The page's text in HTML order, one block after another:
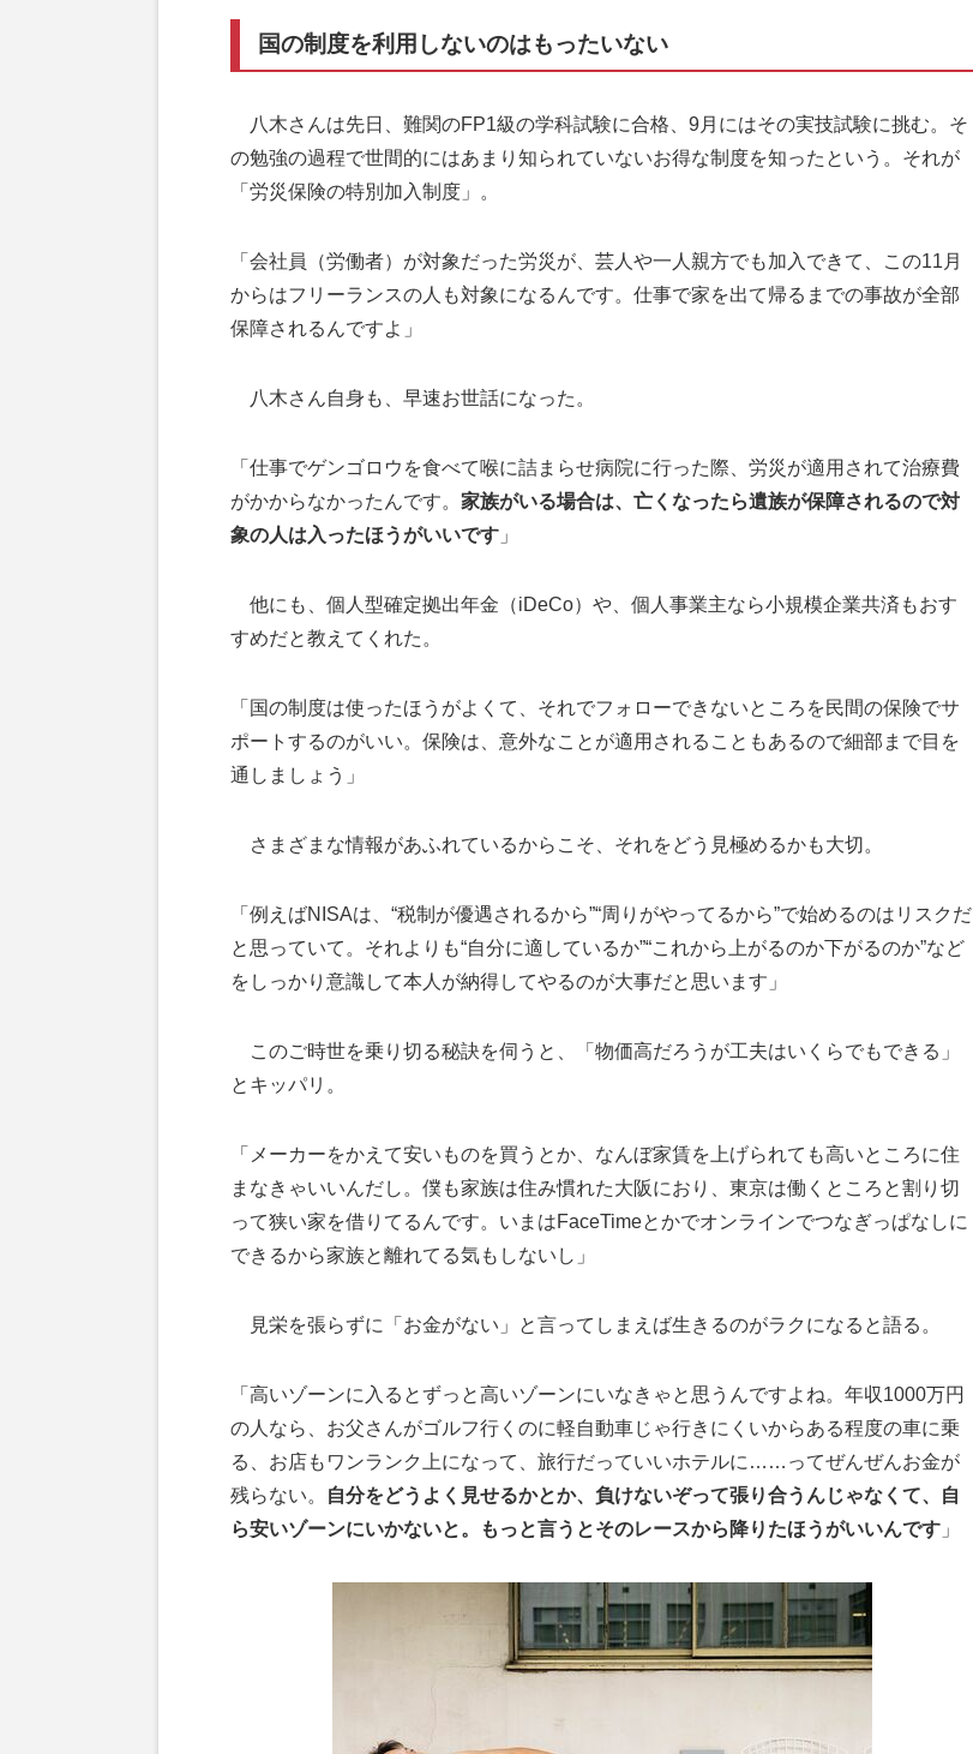
e
国の制度を利用しないのはもったいない
八木さんは先日、難関のFP1級の学科試験に合格、9月にはその実技試験に挑む。そ
の勉強の過程で世間的にはあまり知られていないお得な制度を知ったという。それが
「労災保険の特別加入制度」。
「会社員（労働者）が対象だった労災が、芸人や一人親方でも加入できて、この11月
からはフリーランスの人も対象になるんです。仕事で家を出て帰るまでの事故が全部
保障されるんですよ」
八木さん自身も、早速お世話になった。
「仕事でゲンゴロウを食べて喉に詰まらせ病院に行った際、労災が適用されて治療費
がかからなかったんです。 家族がいる場合は、亡くなったら遺族が保障されるので対
象の人は入ったほうがいいです 」
他にも、個人型確定拠出年金（iDeCo）や、個人事業主なら小規模企業共済もおす
すめだと教えてくれた。
「国の制度は使ったほうがよくて、それでフォローできないところを民間の保険でサ
ポートするのがいい。保険は、意外なことが適用されることもあるので細部まで目を
通しましょう」
さまざまな情報があふれているからこそ、それをどう見極めるかも大切。
「例えばNISAは、“税制が優遇されるから”“周りがやってるから”で始めるのはリスクだ
と思っていて。それよりも“自分に適しているか”“これから上がるのか下がるのか”など
をしっかり意識して本人が納得してやるのが大事だと思います」
このご時世を乗り切る秘訣を伺うと、「物価高だろうが工夫はいくらでもできる」
とキッパリ。
「メーカーをかえて安いものを買うとか、なんぼ家賃を上げられても高いところに住
まなきゃいいんだし。僕も家族は住み慣れた大阪におり、東京は働くところと割り切
って狭い家を借りてるんです。いまはFaceTimeとかでオンラインでつなぎっぱなしに
できるから家族と離れてる気もしないし」
見栄を張らずに「お金がない」と言ってしまえば生きるのがラクになると語る。
「高いゾーンに入るとずっと高いゾーンにいなきゃと思うんですよね。年収1000万円
の人なら、お父さんがゴルフ行くのに軽自動車じゃ行きにくいからある程度の車に乗
る、お店もワンランク上になって、旅行だっていいホテルに……ってぜんぜんお金が
残らない。
自分をどうよく見せるかとか、負けないぞって張り合うんじゃなくて、自
ら安いゾーンにいかないと。もっと言うとそのレースから降りたほうがいいんです 」